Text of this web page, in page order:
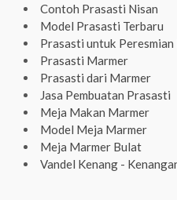
Contoh Prasasti Nisan
Model Prasasti Terbaru
Prasasti untuk Peresmian
Prasasti Marmer
Prasasti dari Marmer
Jasa Pembuatan Prasasti
Meja Makan Marmer
Model Meja Marmer
Meja Marmer Bulat
Vandel Kenang -